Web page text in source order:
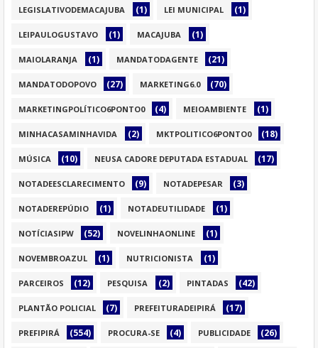
LEGISLATIVODEMACAJUBA (1) LEI MUNICIPAL (1)
LEIPAULOGUSTAVO (1) MACAJUBA (1)
MAIOLARANJA (1) MANDATODAGENTE (21)
MANDATODOPOVO (27) MARKETING6.0 (70)
MARKETINGPOLÍTICO6PONTO0 (4) MEIOAMBIENTE (1)
MINHACASAMINHAVIDA (2) MKTPOLITICO6PONTO0 (18)
MÚSICA (10) NEUSA CADORE DEPUTADA ESTADUAL (17)
NOTADEESCLARECIMENTO (9) NOTADEPESAR (3)
NOTADEREPÚDIO (1) NOTADEUTILIDADE (1)
NOTÍCIASIPW (52) NOVELINHAONLINE (1)
NOVEMBROAZUL (1) NUTRICIONISTA (1)
PARCEIROS (12) PESQUISA (2) PINTADAS (42)
PLANTÃO POLICIAL (7) PREFEITURADEIPIRÁ (17)
PREFIPIRÁ (554) PROCURA-SE (4) PUBLICIDADE (26)